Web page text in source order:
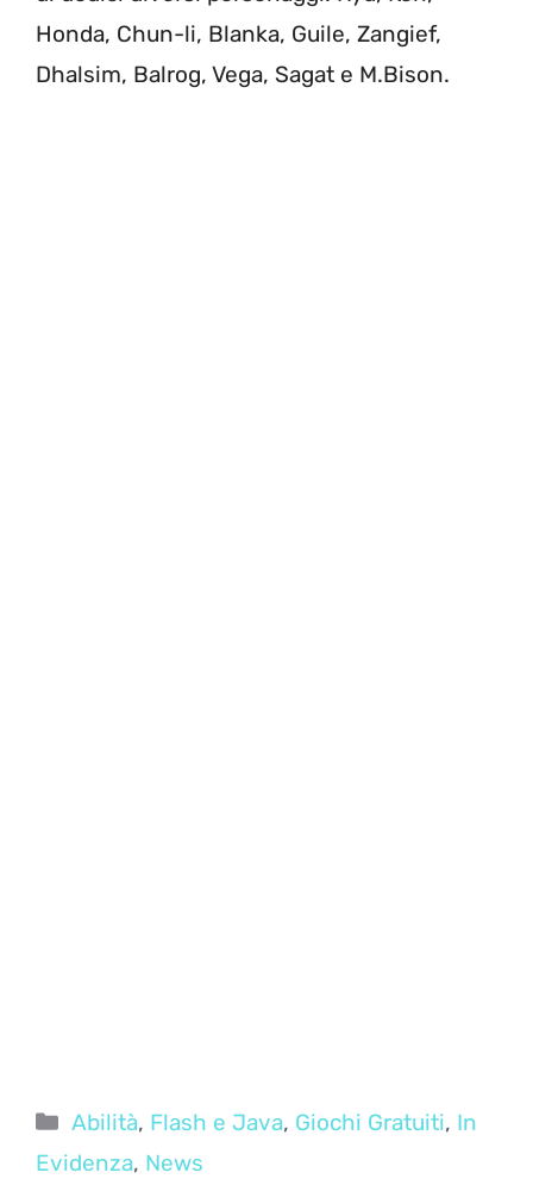
Honda, Chun-li, Blanka, Guile, Zangief,
Dhalsim, Balrog, Vega, Sagat e M.Bison.
Categorie
Abilità, Flash e Java, Giochi Gratuiti, In
Evidenza, News